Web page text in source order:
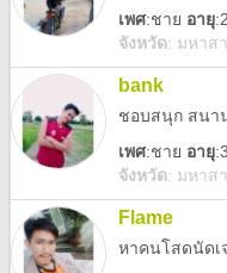
เพศ:ชาย อายุ
จังหวัด: มหาส
bank
ชอบสนุก สนา
เพศ:ชาย อายุ
จังหวัด: มหาส
Flame
หาคนโสดนัดเ